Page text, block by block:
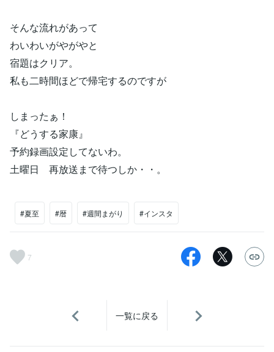
そんな流れがあって
わいわいがやがやと
宿題はクリア。
私も二時間ほどで帰宅するのですが
しまったぁ！
『どうする家康』
予約録画設定してないわ。
土曜日 再放送まで待つしか・・。
#夏至 #暦 #週間まがり #インスタ
7
一覧に戻る